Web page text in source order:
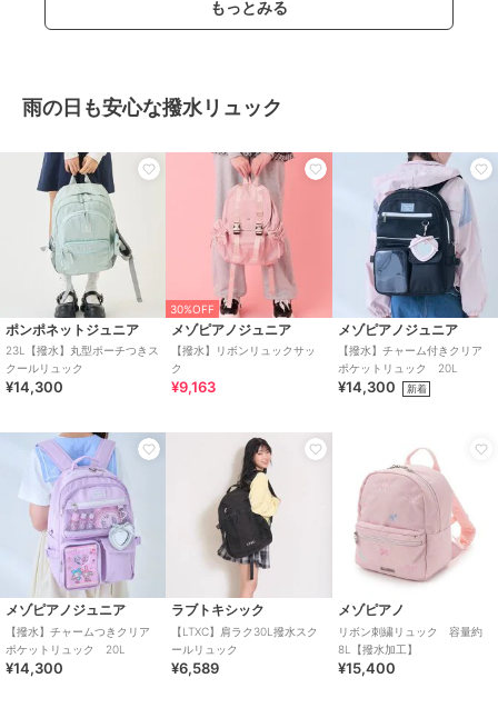
もっとみる
雨の日も安心な撥水リュック
ポンポネットジュニア
23L【撥水】丸型ポーチつきス
クールリュック
¥14,300
30%OFF
メゾピアノジュニア
【撥水】リボンリュックサッ
ク
¥9,163
メゾピアノジュニア
【撥水】チャーム付きクリア
ポケットリュック 20L
¥14,300 新着
メゾピアノジュニア
【撥水】チャームつきクリア
ポケットリュック 20L
¥14,300
ラブトキシック
【LTXC】肩ラク30L撥水スク
ールリュック
¥6,589
メゾピアノ
リボン刺繍リュック 容量約
8L【撥水加工】
¥15,400